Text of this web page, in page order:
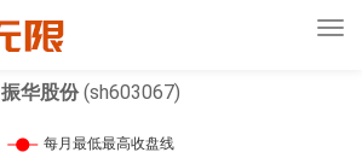
振华股份(sh603067)